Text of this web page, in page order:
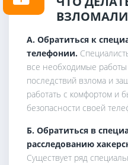
А. Обратиться к
телефонии.
все необходимые
последствий взлома и
работать с комфортом и
безопасности своей
Б. Обратиться в
расследованию
Существует ряд